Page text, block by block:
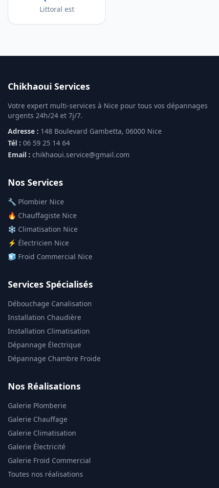
Littoral est
Chikhaoui Services
Votre expert multi-services à Nice pour tous vos dépannages
urgents 24h/24 et 7j/7.
Adresse : 148 Boulevard Gambetta, 06000 Nice
Tél : 06 59 25 14 64
Email : chikhaoui.service@gmail.com
Nos Services
🔧 Plombier Nice
🔥 Chauffagiste Nice
❄️ Climatisation Nice
⚡ Électricien Nice
🧊 Froid Commercial Nice
Services Spécialisés
Débouchage Canalisation
Installation Chaudière
Installation Climatisation
Dépannage Électrique
Dépannage Chambre Froide
Nos Réalisations
Galerie Plomberie
Galerie Chauffage
Galerie Climatisation
Galerie Électricité
Galerie Froid Commercial
Toutes nos réalisations